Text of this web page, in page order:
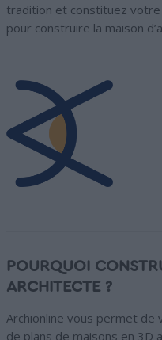
tradition et constituez
pour construire la maison
POURQUOI
ARCHITECTE ?
Archionline vous permet de
de plans de maisons en 3D